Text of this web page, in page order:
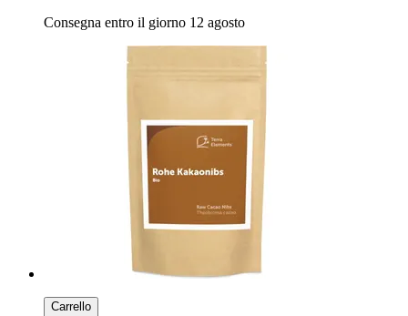
Consegna entro il giorno 12 agosto
Carrello